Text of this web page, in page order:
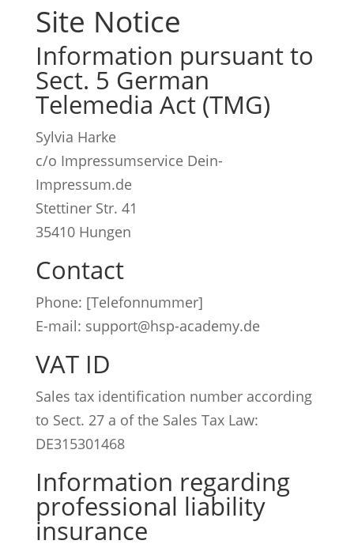
Site Notice
Information pursuant to
Sect. 5 German
Telemedia Act (TMG)
Sylvia Harke
c/o Impressumservice Dein-
Impressum.de
Stettiner Str. 41
35410 Hungen
Contact
Phone: [Telefonnummer]
E-mail: support@hsp-academy.de
VAT ID
Sales tax identification number according
to Sect. 27 a of the Sales Tax Law:
DE315301468
Information regarding
professional liability
insurance